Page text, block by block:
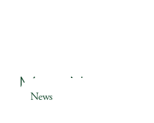
More News
News